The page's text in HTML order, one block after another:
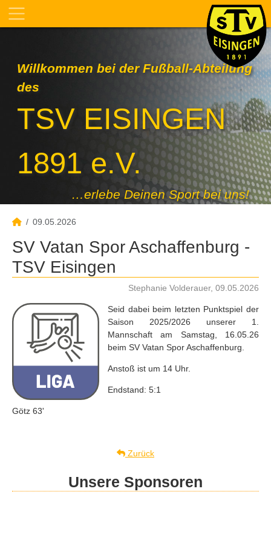
Willkommen bei der Fußball-Abteilung
des
TSV EISINGEN
1891 e.V.
…erlebe Deinen Sport bei uns!
09.05.2026
SV Vatan Spor Aschaffenburg -
TSV Eisingen
Stephanie Volderauer, 09.05.2026
Seid dabei beim letzten Punktspiel der
Saison 2025/2026 unserer 1.
Mannschaft am Samstag, 16.05.26
beim SV Vatan Spor Aschaffenburg.
Anstoß ist um 14 Uhr.
Endstand: 5:1
Götz 63'
Zurück
Unsere Sponsoren